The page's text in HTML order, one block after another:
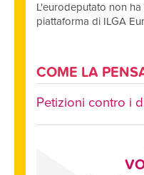
L'eurodeputato non ha
piattaforma di ILGA
COME LA
Petizioni contro i